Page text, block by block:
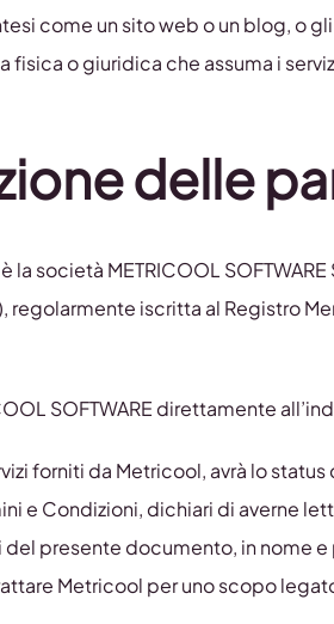
come un sito web o un blog, o
fisica o giuridica che assuma i
delle
società METRICOOL
regolarmente iscritta al Registro
SOFTWARE direttamente
forniti da Metricool, avrà lo
e Condizioni, dichiari di averne
presente documento, in nome
Metricool per uno scopo